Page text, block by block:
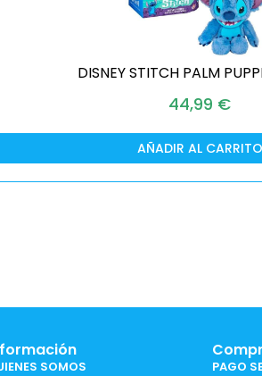
DISNEY STITCH PALM
44,99 €
AÑADIR AL CARRITO
SOMOS
PAGO